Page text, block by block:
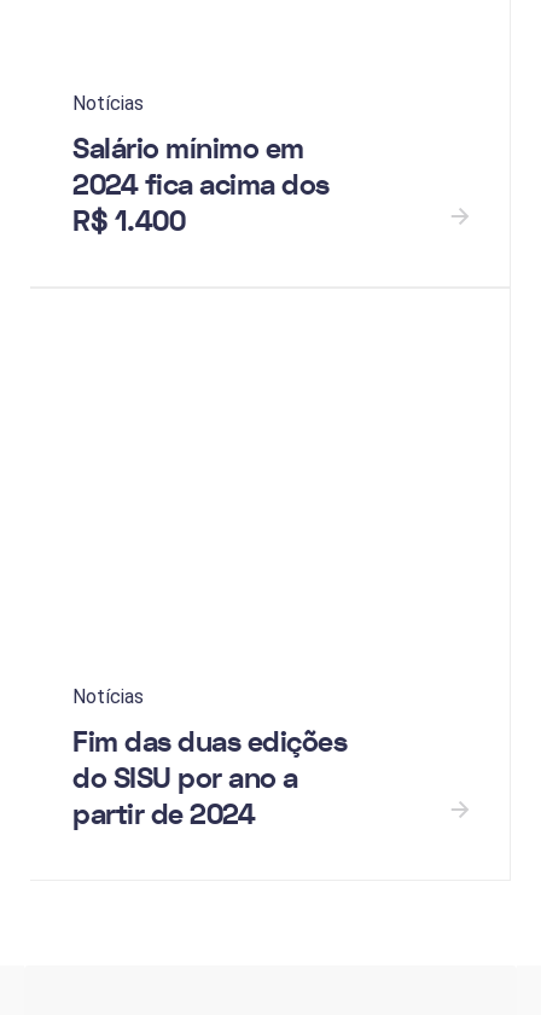
Notícias
Salário mínimo em
2024 fica acima dos
R$ 1.400
Notícias
Fim das duas edições
do SISU por ano a
partir de 2024